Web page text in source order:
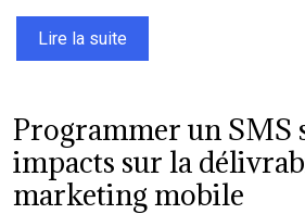
Lire la suite
Programmer un SMS
impacts sur la
marketing mobile